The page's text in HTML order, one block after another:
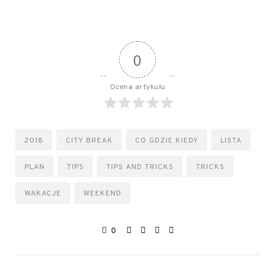
0
Ocena artykułu
2018 CITY BREAK CO GDZIE KIEDY LISTA
PLAN TIPS TIPS AND TRICKS TRICKS
WAKACJE WEEKEND
0